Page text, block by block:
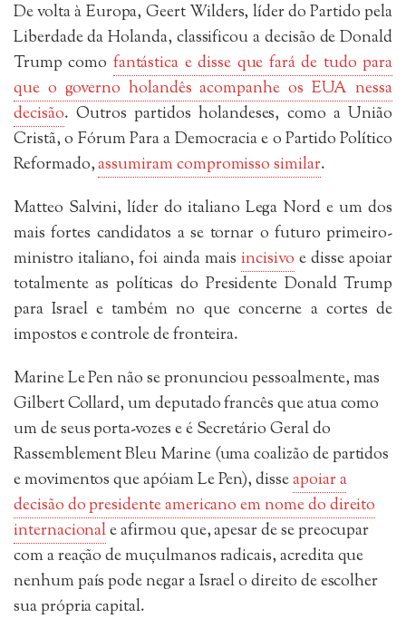
De volta à Europa, Geert Wilders, líder do Partido pela
Liberdade da Holanda, classificou a decisão de Donald
Trump como fantástica e disse que fará de tudo para
que o governo holandês acompanhe os EUA nessa
decisão. Outros partidos holandeses, como a União
Cristã, o Fórum Para a Democracia e o Partido Político
Reformado,assumiram compromisso similar.
Matteo Salvini, líder do italiano Lega Nord e um dos
mais fortes candidatos a se tornar o futuro primeiro-
ministro italiano, foi ainda maisincisivo e disse apoiar
totalmente as políticas do Presidente Donald Trump
para Israel e também no que concerne a cortes de
impostos e controle de fronteira.
Marine Le Pen não se pronunciou pessoalmente, mas
Gilbert Collard, um deputado francês que atua como
um de seus porta-vozes e é Secretário Geral do
Rassemblement Bleu Marine (uma coalizão de partidos
e movimentos que apóiam Le Pen), disseapoiar a
decisão do presidente americano em nome do direito
internacionale afirmou que, apesar de se preocupar
com a reação de muçulmanos radicais, acredita que
nenhum país pode negar a Israel o direito de escolher
sua própria capital.